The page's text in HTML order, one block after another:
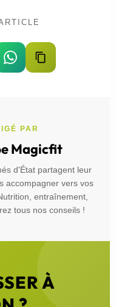
PAR
Magicfit
d'État partagent leur
accompagner vers vos
entraînement,
tous nos conseils !
À